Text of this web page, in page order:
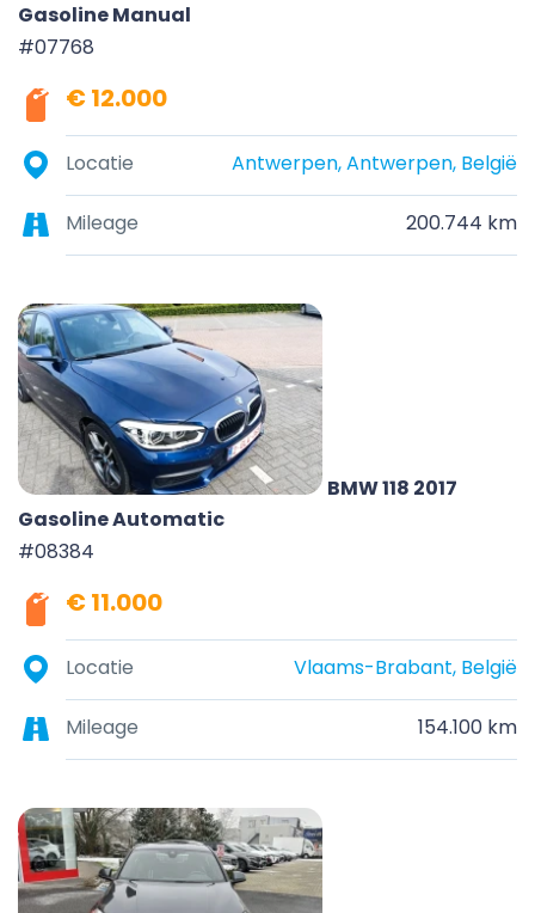
Gasoline Manual
#07768
€ 12.000
Locatie Antwerpen, Antwerpen, België
Mileage 200.744 km
BMW 118 2017
Gasoline Automatic
#08384
€ 11.000
Locatie Vlaams-Brabant, België
Mileage 154.100 km